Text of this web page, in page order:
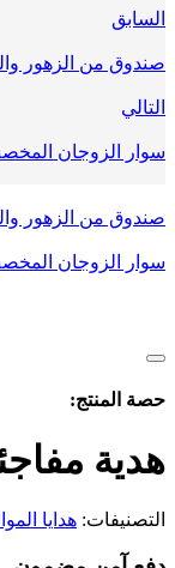
السابق
صندوق من الزهور
التالي
سوار الزوجان
صندوق من الزهور
سوار الزوجان
حصة المنتج:
هدية
التصنيفات: هدايا